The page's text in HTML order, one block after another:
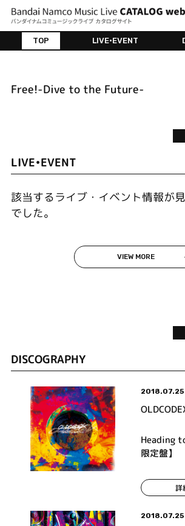
TOP LIVE•EVENT
Free!-Dive to the Future-
LIVE•EVENT
該当するライブ・イベント情報が
でした。
VIEW MORE
DISCOGRAPHY
2018.07.25
Heading
限定盤】
詳
2018.07.25